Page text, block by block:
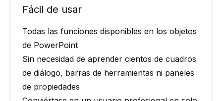
Fácil de usar
Todas las funciones disponibles en los objetos
de PowerPoint
Sin necesidad de aprender cientos de cuadros
de diálogo, barras de herramientas ni paneles
de propiedades